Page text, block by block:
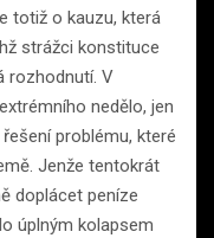
totiž o kauzu, která
strážci konstituce
rozhodnutí. V
nedělo, jen
problému, které
Jenže tentokrát
doplácet peníze
úplným kolapsem